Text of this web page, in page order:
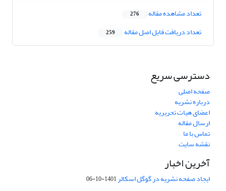
تعداد مشاهده مقاله 276
تعداد دریافت فایل اصل مقاله 259
دسترسی سریع
صفحه اصلی
درباره نشریه
اعضای هیات تحریریه
ارسال مقاله
تماس با ما
نقشه سایت
آخرین اخبار
ایجاد صفحه نشریه در گوگل اسکالر1401-10-06